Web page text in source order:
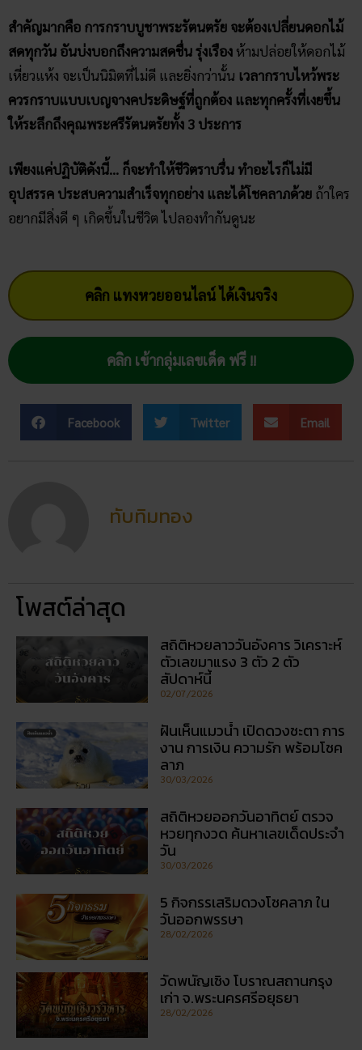
สดทุกวัน อันบ่งบอกถึงความสดชื่น รุ่งเรืองห้ามปล่อยให้ดอกไม้
เหี่ยวแห้ง จะเป็นนิมิตที่ไม่ดี และยิ่งกว่านั้น เวลากราบไหว้พระ
ควรกราบแบบเบญจางคประดิษฐ์ที่ถูกต้อง และทุกครั้งที่เงยขึ้น
ให้ระลึกถึงคุณพระศรีรัตนตรัยทั้ง 3 ประการ
อุปสรรค ประสบความสำเร็จทุกอย่าง และได้โชคลาภด้วย
อยากมีสิ่งดี ๆ เกิดขึ้นในชีวิต ไปลองทำกันดูนะ
คลิก แทงหวยออนไลน์ ได้เงินจริง
คลิก เข้ากลุ่มเลขเด็ด ฟรี !!
Facebook Twitter Email
โพสต์ล่าสุด
ตัวเลขมาแรง 3 ตัว 2 ตัว
สัปดาห์นี้
02/07/2026
งาน การเงิน ความรัก พร้อมโชค
ลาภ
30/03/2026
หวยทุกงวด ค้นหาเลขเด็ดประจำ
วัน
30/03/2026
วันออกพรรษา
28/02/2026
เก่า จ.พระนครศรีอยุธยา
28/02/2026